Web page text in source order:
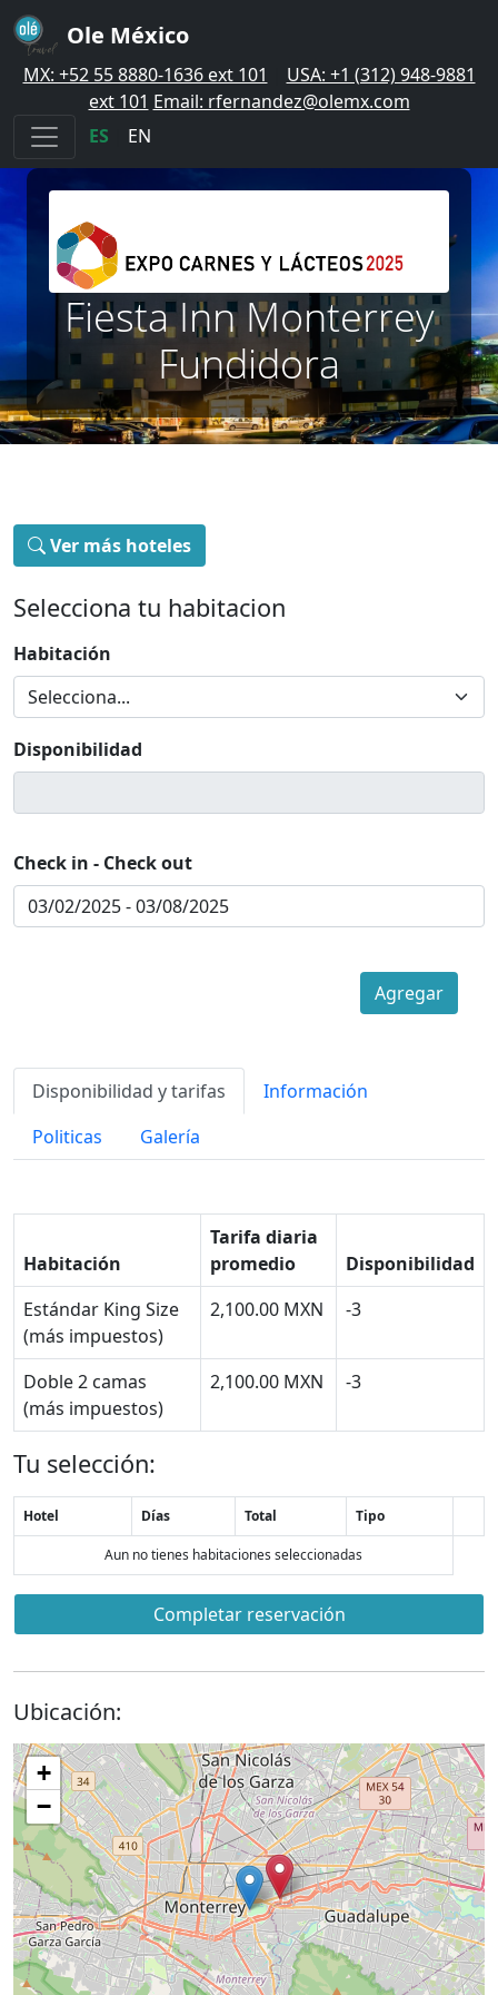
Ole México
MX: +52 55 8880-1636 ext 101
USA: +1 (312) 948-9881
ext 101 Email: rfernandez@olemx.com
ES
EN
Fiesta Inn Monterrey
Fundidora
Ver más hoteles
Selecciona tu habitacion
Habitación
Disponibilidad
Check in - Check out
Agregar
Disponibilidad y tarifas
Información
Politicas
Galería
Habitación
Tarifa diaria
promedio
Disponibilidad
Estándar King Size
(más impuestos)
2,100.00 MXN -3
Doble 2 camas
(más impuestos)
2,100.00 MXN -3
Tu selección:
Hotel Días Total Tipo
Aun no tienes habitaciones seleccionadas
Completar reservación
Ubicación:
+
−